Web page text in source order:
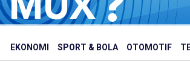
EKONOMI SPORT & BOLA OTOMOTIF